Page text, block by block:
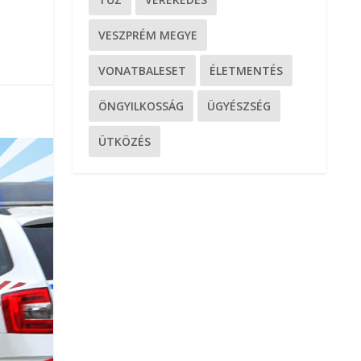
VESZPRÉM MEGYE
VONATBALESET ÉLETMENTÉS
ÖNGYILKOSSÁG ÜGYÉSZSÉG
ÜTKÖZÉS